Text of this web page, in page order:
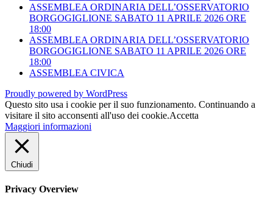
ASSEMBLEA ORDINARIA DELL’OSSERVATORIO
BORGOGIGLIONE SABATO 11 APRILE 2026 ORE
18:00
ASSEMBLEA ORDINARIA DELL’OSSERVATORIO
BORGOGIGLIONE SABATO 11 APRILE 2026 ORE
18:00
ASSEMBLEA CIVICA
Proudly powered by WordPress
Questo sito usa i cookie per il suo funzionamento. Continuando a
visitare il sito acconsenti all'uso dei cookie.Accetta
Maggiori informazioni
Chiudi
Privacy Overview